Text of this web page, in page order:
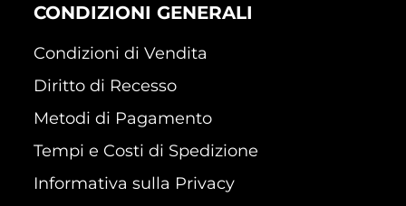
CONDIZIONI GENERALI
Condizioni di Vendita
Diritto di Recesso
Metodi di Pagamento
Tempi e Costi di Spedizione
Informativa sulla Privacy